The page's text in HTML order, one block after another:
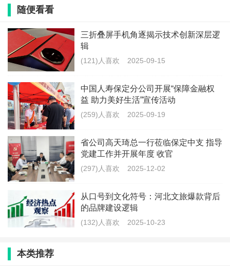
料”向“综合关爱”延伸，切实增强老年群体的获得感、幸
品牌。
此次活动得到了社区老人的广泛认可和一致好评，
大家表示，这样的活动不仅拉近了金融机构与社区群众
的距离，更让他们感受到了实实在在的温暖。此次活动
的成功举办，充分彰显了中国人寿保定分公司团委的责
任与担当，进一步弘扬了尊老敬老的社会风尚，将“金融
为民”的理念落到了实处。
下一步，中国人寿保定分公司团委将继续传递尊
老、敬老、助老的社会正能量，不断积累经验，探索形
成金融机构进社区、惠民生、暖民心的长效服务模式，
理念融入金融服务全过程，彰显金融机构的社会担当与
随便看看
三折叠屏手机角逐揭示技术创新深层逻
辑
(121)人喜欢 2025-09-15
中国人寿保定分公司开展“保障金融权
益 助力美好生活”宣传活动
(259)人喜欢 2025-09-19
省公司高天琦总一行莅临保定中支 指导
党建工作并开展年度 收官
(297)人喜欢 2025-12-02
从口号到文化符号：河北文旅爆款背后
的品牌建设逻辑
(132)人喜欢 2025-10-23
本类推荐